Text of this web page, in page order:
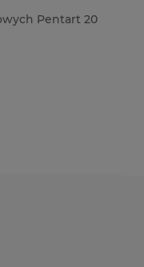
Pentart 20